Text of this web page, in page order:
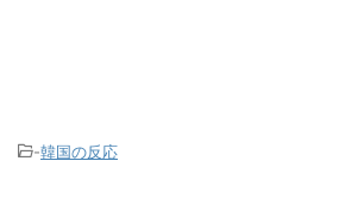
-韓国の反応